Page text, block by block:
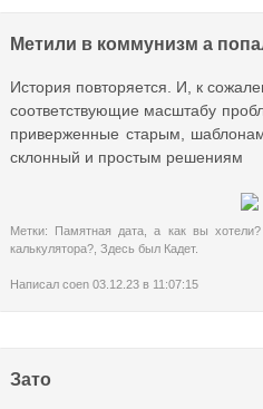
Метили в коммунизм а
История повторяется. И, к
соответствующие масштабу
приверженные старым,
склонный и простым решениям
Метки: Памятная дата ,а как вы
калькулятора? Здесь был Кадет.
Написал coen 03.12.23 в 11:07:15
Зато